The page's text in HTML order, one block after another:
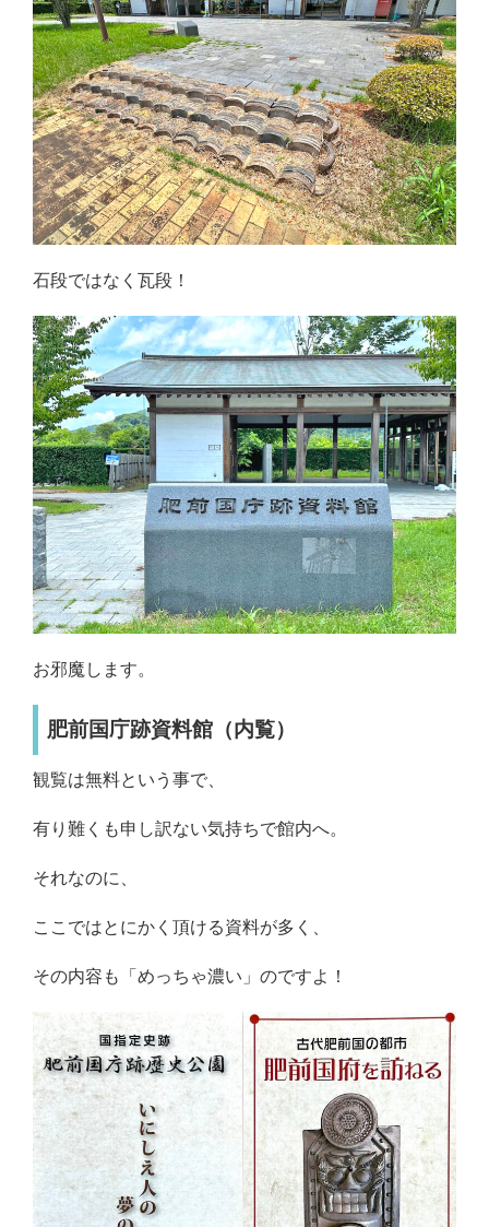
石段ではなく瓦段！
お邪魔します。
肥前国庁跡資料館（内覧）
観覧は無料という事で、
有り難くも申し訳ない気持ちで館内へ。
それなのに、
ここではとにかく頂ける資料が多く、
その内容も「めっちゃ濃い」のですよ！